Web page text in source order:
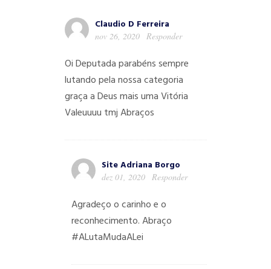
Claudio D Ferreira
nov 26, 2020 Responder
Oi Deputada parabéns sempre
lutando pela nossa categoria
graça a Deus mais uma Vitória
Valeuuuu tmj Abraços
Site Adriana Borgo
dez 01, 2020 Responder
Agradeço o carinho e o
reconhecimento. Abraço
#ALutaMudaALei